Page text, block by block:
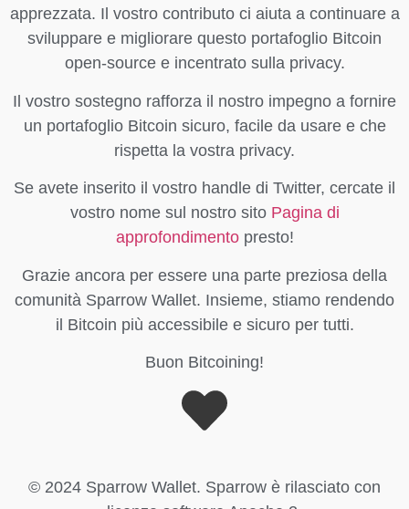
apprezzata. Il vostro contributo ci aiuta a continuare a
sviluppare e migliorare questo portafoglio Bitcoin
open-source e incentrato sulla privacy.
Il vostro sostegno rafforza il nostro impegno a fornire
un portafoglio Bitcoin sicuro, facile da usare e che
rispetta la vostra privacy.
Se avete inserito il vostro handle di Twitter, cercate il
vostro nome sul nostro sito Pagina di
approfondimentopresto!
Grazie ancora per essere una parte preziosa della
comunità Sparrow Wallet. Insieme, stiamo rendendo
il Bitcoin più accessibile e sicuro per tutti.
Buon Bitcoining!
© 2024 Sparrow Wallet. Sparrow è rilasciato con